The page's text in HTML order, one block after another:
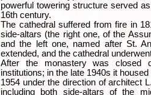
powerful towering structure served
16th century.
The cathedral suffered from fire in
side-altars (the right one, of the
and the left one, named after St.
extended, and the cathedral
After the monastery was closed
institutions; in the late 1940s it
1954 under the direction of architect
including both side-altars of the